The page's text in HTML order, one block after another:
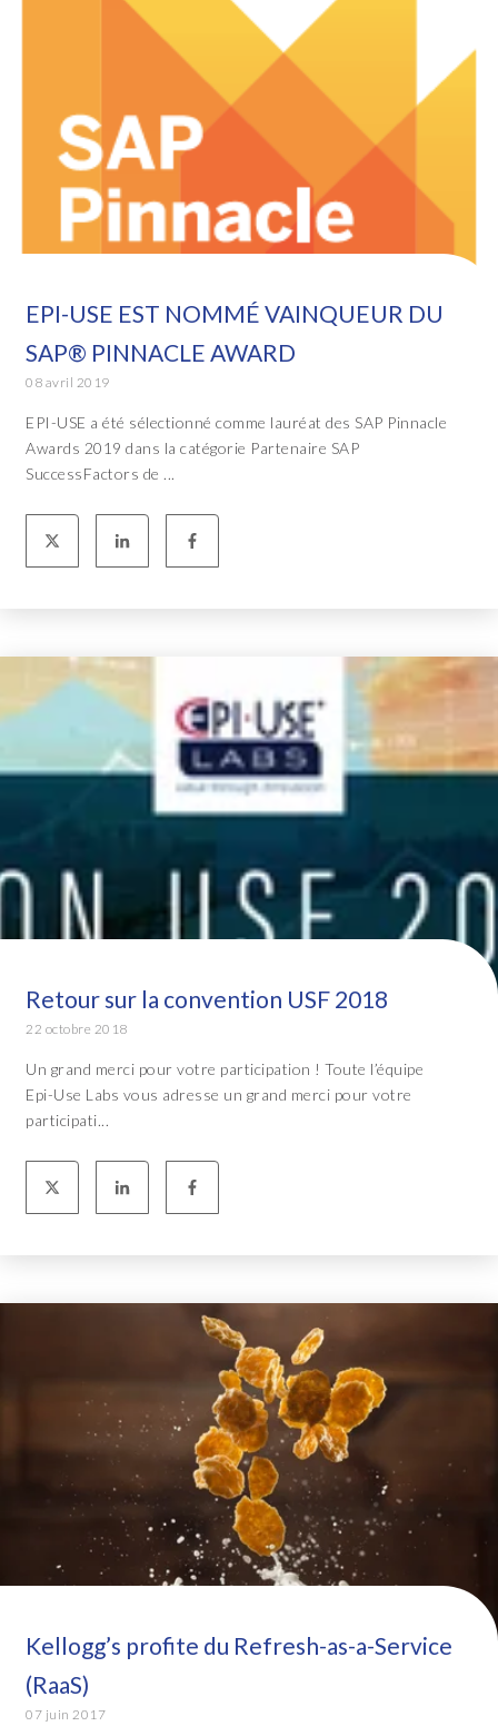
EPI-USE EST NOMMÉ VAINQUEUR DU
SAP® PINNACLE AWARD
08 avril 2019
EPI-USE a été sélectionné comme lauréat des SAP Pinnacle
Awards 2019 dans la catégorie Partenaire SAP
SuccessFactors de ...
Retour sur la convention USF 2018
22 octobre 2018
Un grand merci pour votre participation ! Toute l’équipe
Epi-Use Labs vous adresse un grand merci pour votre
participati...
Kellogg’s profite du Refresh-as-a-Service
(RaaS)
07 juin 2017